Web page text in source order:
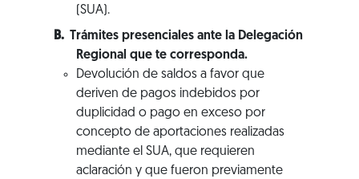
(SUA).
Trámites presenciales ante la Delegación
Regional que te corresponda.
Devolución de saldos a favor que
deriven de pagos indebidos por
duplicidad o pago en exceso por
concepto de aportaciones realizadas
mediante el SUA, que requieren
aclaración y que fueron previamente